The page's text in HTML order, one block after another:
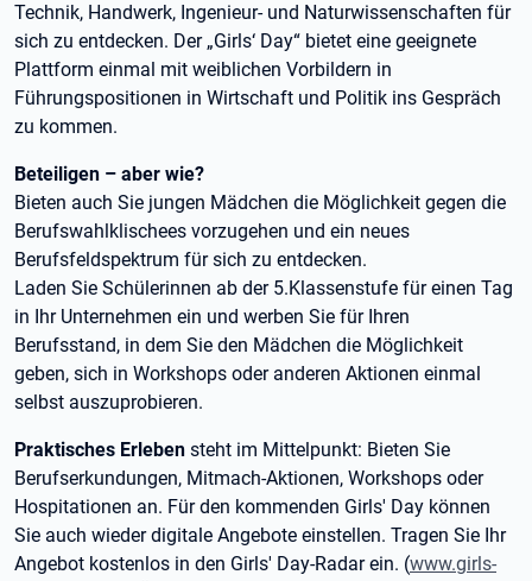
Technik, Handwerk, Ingenieur- und Naturwissenschaften für
sich zu entdecken. Der „Girls‘ Day“ bietet eine geeignete
Plattform einmal mit weiblichen Vorbildern in
Führungspositionen in Wirtschaft und Politik ins Gespräch
zu kommen.
Beteiligen – aber wie?
Bieten auch Sie jungen Mädchen die Möglichkeit gegen die
Berufswahlklischees vorzugehen und ein neues
Berufsfeldspektrum für sich zu entdecken.
Laden Sie Schülerinnen ab der 5.Klassenstufe für einen Tag
in Ihr Unternehmen ein und werben Sie für Ihren
Berufsstand, in dem Sie den Mädchen die Möglichkeit
geben, sich in Workshops oder anderen Aktionen einmal
selbst auszuprobieren.
Praktisches Erleben steht im Mittelpunkt: Bieten Sie
Berufserkundungen, Mitmach-Aktionen, Workshops oder
Hospitationen an. Für den kommenden Girls' Day können
Sie auch wieder digitale Angebote einstellen. Tragen Sie Ihr
Angebot kostenlos in den Girls' Day-Radar ein. (www.girls-